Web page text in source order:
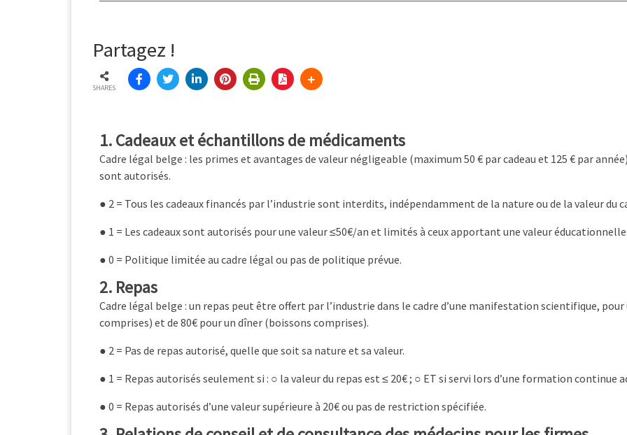
Partagez !
SHARES
1. Cadeaux et échantillons de médicaments
Cadre légal belge : les primes et avantages de valeur négligeable (maximum 50 € par cadeau et 125 € par
sont autorisés.
● 2 = Tous les cadeaux financés par l’industrie sont interdits, indépendamment de la nature ou de la valeur du
● 1 = Les cadeaux sont autorisés pour une valeur ≤50€/an et limités à ceux apportant une valeur éducationnelle.
● 0 = Politique limitée au cadre légal ou pas de politique prévue.
2. Repas
Cadre légal belge : un repas peut être offert par l’industrie dans le cadre d’une manifestation scientifique,
comprises) et de 80€ pour un dîner (boissons comprises).
● 2 = Pas de repas autorisé, quelle que soit sa nature et sa valeur.
● 1 = Repas autorisés seulement si : ○ la valeur du repas est ≤ 20€ ; ○ ET si servi lors d’une formation continue
● 0 = Repas autorisés d’une valeur supérieure à 20€ ou pas de restriction spécifiée.